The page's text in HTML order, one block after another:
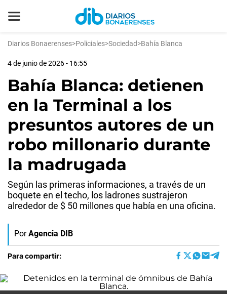
Diarios Bonaerenses>Policiales>Sociedad>Bahía Blanca
4 de junio de 2026 - 16:55
Bahía Blanca: detienen
en la Terminal a los
presuntos autores de un
robo millonario durante
la madrugada
Según las primeras informaciones, a través de un
boquete en el techo, los ladrones sustrajeron
alrededor de $ 50 millones que había en una oficina.
Por Agencia DIB
Para compartir: